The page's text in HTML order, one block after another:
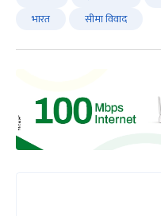
भारत
सीमा विवाद